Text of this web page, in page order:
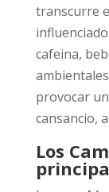
transcurre
cafeina,
provocar
cansancio,
Los